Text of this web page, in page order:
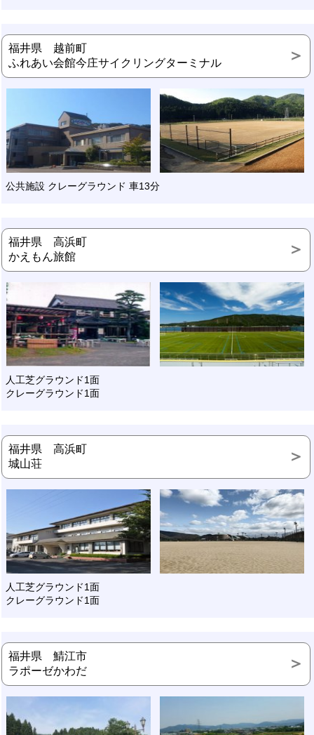
福井県 越前町
ふれあい会館今庄サイクリングターミナル
公共施設 クレーグラウンド 車13分
福井県 高浜町
かえもん旅館
人工芝グラウンド1面
クレーグラウンド1面
福井県 高浜町
城山荘
人工芝グラウンド1面
クレーグラウンド1面
福井県 鯖江市
ラポーゼかわだ